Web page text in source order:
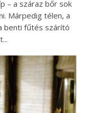
– a száraz bőr sok
Márpedig télen, a
benti fűtés szárító